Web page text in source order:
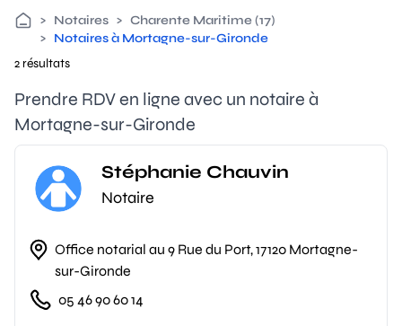
> Notaires > Charente Maritime (17)
> Notaires à Mortagne-sur-Gironde
2 résultats
Prendre RDV en ligne avec un notaire à
Mortagne-sur-Gironde
Stéphanie Chauvin
Notaire
Office notarial au 9 Rue du Port, 17120 Mortagne-
sur-Gironde
05 46 90 60 14